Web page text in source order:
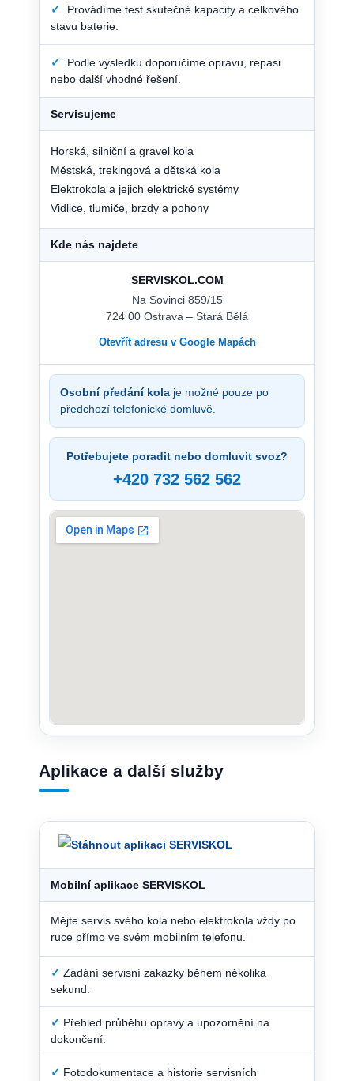
✓
Provádíme test skutečné kapacity a celkového
stavu baterie.
✓
Podle výsledku doporučíme opravu, repasi
nebo další vhodné řešení.
Servisujeme
Horská, silniční a gravel kola
Městská, trekingová a dětská kola
Elektrokola a jejich elektrické systémy
Vidlice, tlumiče, brzdy a pohony
Kde nás najdete
SERVISKOL.COM
Na Sovinci 859/15
724 00 Ostrava – Stará Bělá
Otevřít adresu v Google Mapách
Osobní předání kola je možné pouze po
předchozí telefonické domluvě.
Potřebujete poradit nebo domluvit svoz?
+420 732 562 562
Aplikace a další služby
Mobilní aplikace SERVISKOL
Mějte servis svého kola nebo elektrokola vždy po
ruce přímo ve svém mobilním telefonu.
✓ Zadání servisní zakázky během několika
sekund.
✓ Přehled průběhu opravy a upozornění na
dokončení.
✓ Fotodokumentace a historie servisních